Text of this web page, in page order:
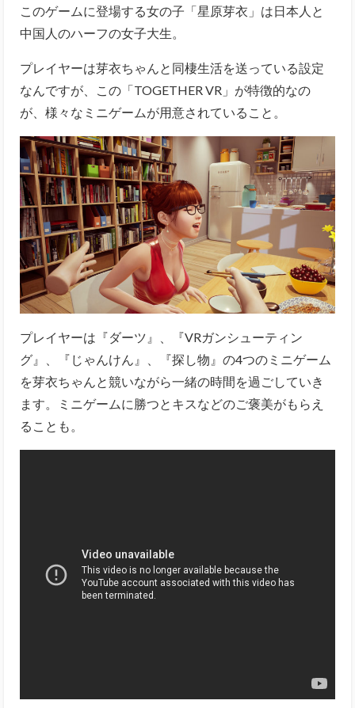
このゲームに登場する女の子「星原芽衣」は日本人と
中国人のハーフの女子大生。
プレイヤーは芽衣ちゃんと同棲生活を送っている設定
なんですが、この「TOGETHER VR」が特徴的なの
が、様々なミニゲームが用意されていること。
プレイヤーは『ダーツ』、『VRガンシューティン
グ』、『じゃんけん』、『探し物』の4つのミニゲーム
を芽衣ちゃんと競いながら一緒の時間を過ごしていき
ます。ミニゲームに勝つとキスなどのご褒美がもらえ
ることも。